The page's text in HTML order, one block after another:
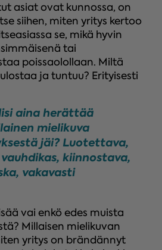
asiat ovat kunnossa, on
siihen, miten yritys kertoo
se, mikä hyvin
tai
poissaolollaan. Miltä
ja tuntuu? Erityisesti
aina herättää
mielikuva
jäi? Luotettava,
kiinnostava,
vakavasti
vai enkö edes muista
Millaisen mielikuvan
yritys on brändännyt